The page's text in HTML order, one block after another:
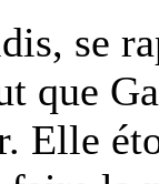
se
que
Elle